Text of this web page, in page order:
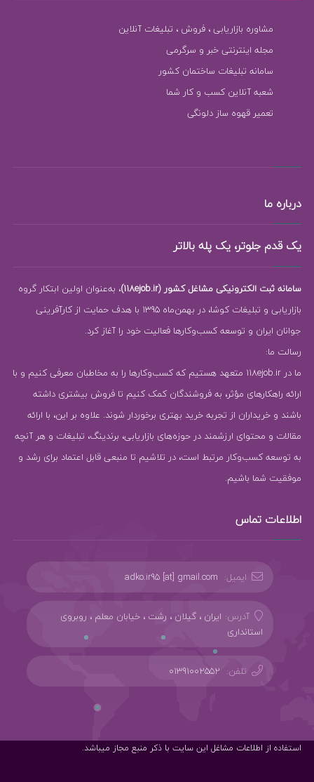
مشاوره بازاریابی ، فروش ، تبلیغات آنلاین
مجله اینترنتی خبر و سرگرمی
سامانه تبلیغات ساختمان کشور
شعبه آنلاین کسب و کار شما
تعمیر قهوه ساز دلونگی
درباره ما
یک قدم جلوتر، یک پله بالاتر
سامانه ثبت الکترونیکی مشاغل کشور (118ejob.ir)
، به‌عنوان اولین ابتکار گروه
بازاریابی و تبلیغات کوشا، در بهمن‌ماه 1395 با هدف حمایت از کارآفرینی
جوانان ایران و توسعه کسب‌وکارها فعالیت خود را آغاز کرد.
رسالت ما:
ما در 118ejob.ir متعهد هستیم که کسب‌وکارها را به مخاطبان معرفی کنیم و با
ارائه راهکارهای مؤثر، به فروشندگان کمک کنیم تا فروش بیشتری داشته
باشند و خریداران از تجربه خرید بهتری برخوردار شوند. علاوه بر این، با ارائه
مقالات و محتوای ارزشمند در حوزه‌های بازاریابی، برندینگ، تبلیغات و هر آنچه
به توسعه کسب‌وکار مرتبط است، در تلاشیم تا منبعی قابل اعتماد برای رشد و
موفقیت شما باشیم.
اطلاعات تماس
ایمیل: adko.ir95 [at] gmail.com
آدرس: ایران ، گیلان ، رشت ، خیابان معلم ، روبروی
استانداری
تلفن: 01391002552
استفاده از اطلاعات مشاغل این سایت با ذکر منبع مجاز میباشد.